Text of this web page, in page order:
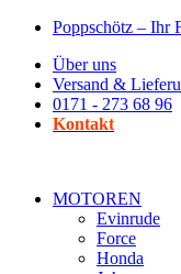
Zum
wechseln
Poppschötz – Ihr
Über uns
Versand &
0171 - 273 68 96
Kontakt
MOTOREN
Evinrude
Force
Honda